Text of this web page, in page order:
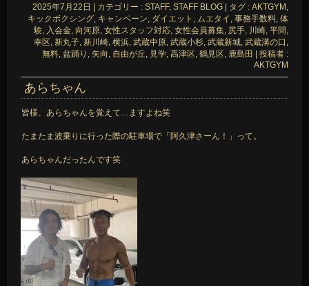
2025年7月22日 カテゴリー : STAFF, STAFF BLOG タグ : AKTGYM ,
キックボクシング, キャンペーン, ダイエット , ムエタイ , 事務手数料, 体
験, 入会金, 向河原, 女性スタッフ対応, 女性会員募集, 尻手, 川崎, 平間 ,
幸区, 新丸子, 新川崎, 横浜, 武蔵中原, 武蔵小杉, 武蔵新城, 武蔵溝の口 ,
無料, 盆踊り , 矢向 , 自由が丘, 見学, 高津区, 鶴見区, 鹿島田
投稿者 :
AKTGYM
あらちゃん
皆様、あらちゃんを覚えて…ますよね笑
たまたま波乗りに行った際の駐車場で「阿久津さーん！」って。
あらちゃんだったんです笑